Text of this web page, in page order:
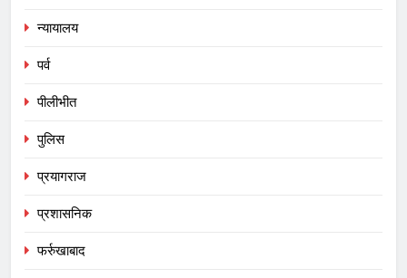
न्यायालय
पर्व
पीलीभीत
पुलिस
प्रयागराज
प्रशासनिक
फर्रुखाबाद